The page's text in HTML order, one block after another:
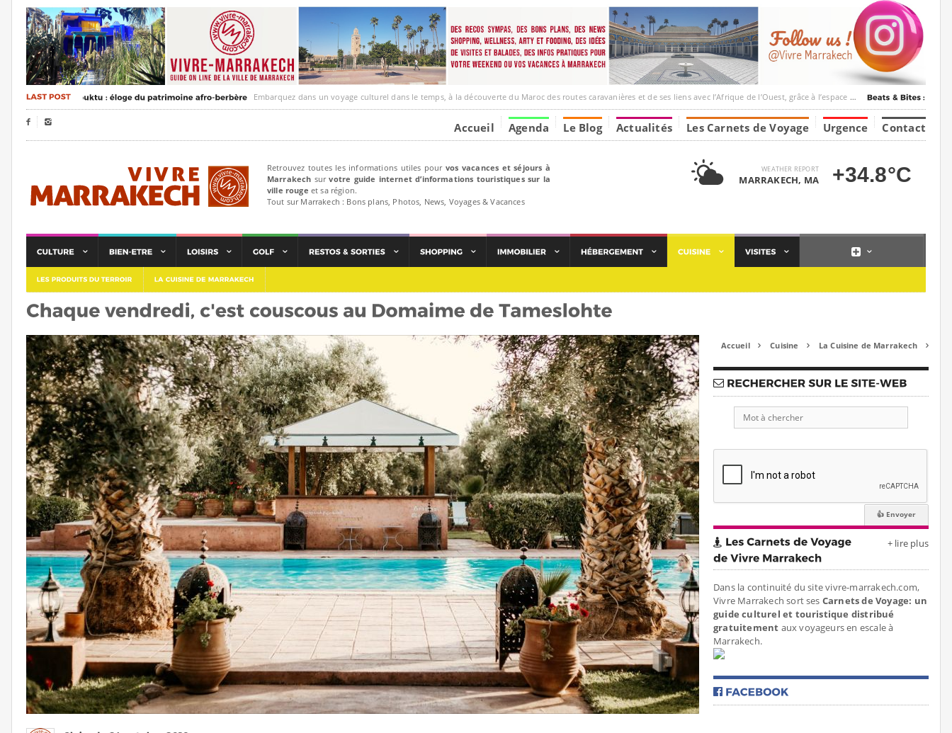
Embarquez dans un voyage culturel dans le temps, à la découverte du Maroc des routes caravanières et de ses liens avec l’Afrique de l’Ouest, grâce à l’espace Marrakesh-Tumbuktu.
  Accueil Agenda Le Blog Actualités Les Carnets de Voyage Urgence Contact
Retrouvez toutes les informations utiles pour vos vacances et séjours à
Marrakech survotre guide internet d’informations touristiques sur la
ville rouge et sa région.
Tout sur Marrakech : Bons plans, Photos, News, Voyages & Vacances
WEATHER REPORT
MARRAKECH, MA +34.8°C
Accueil  Cuisine  La Cuisine de Marrakech 
+ lire plus
Dans la continuité du site vivre-marrakech.com,
Vivre Marrakech sort ses Carnets de Voyage: un
guide culturel et touristique distribué
gratuitement aux voyageurs en escale à
Marrakech.